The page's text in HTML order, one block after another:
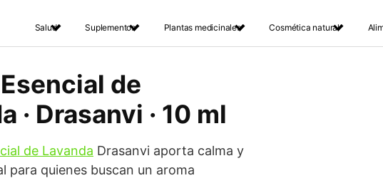
Salud Suplementos Plantas medicinales Cosmética natural
de
· Drasanvi · 10 ml
de Lavanda Drasanvi aporta calma y
para quienes buscan un aroma